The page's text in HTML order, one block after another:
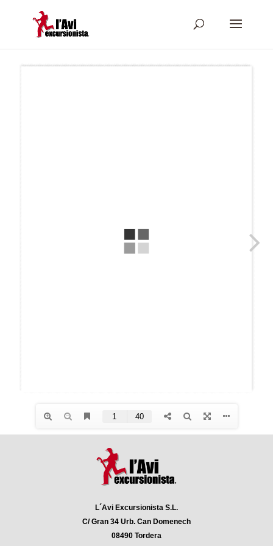
L´Avi Excursionista S.L.
C/ Gran 34 Urb. Can Domenech
08490 Tordera